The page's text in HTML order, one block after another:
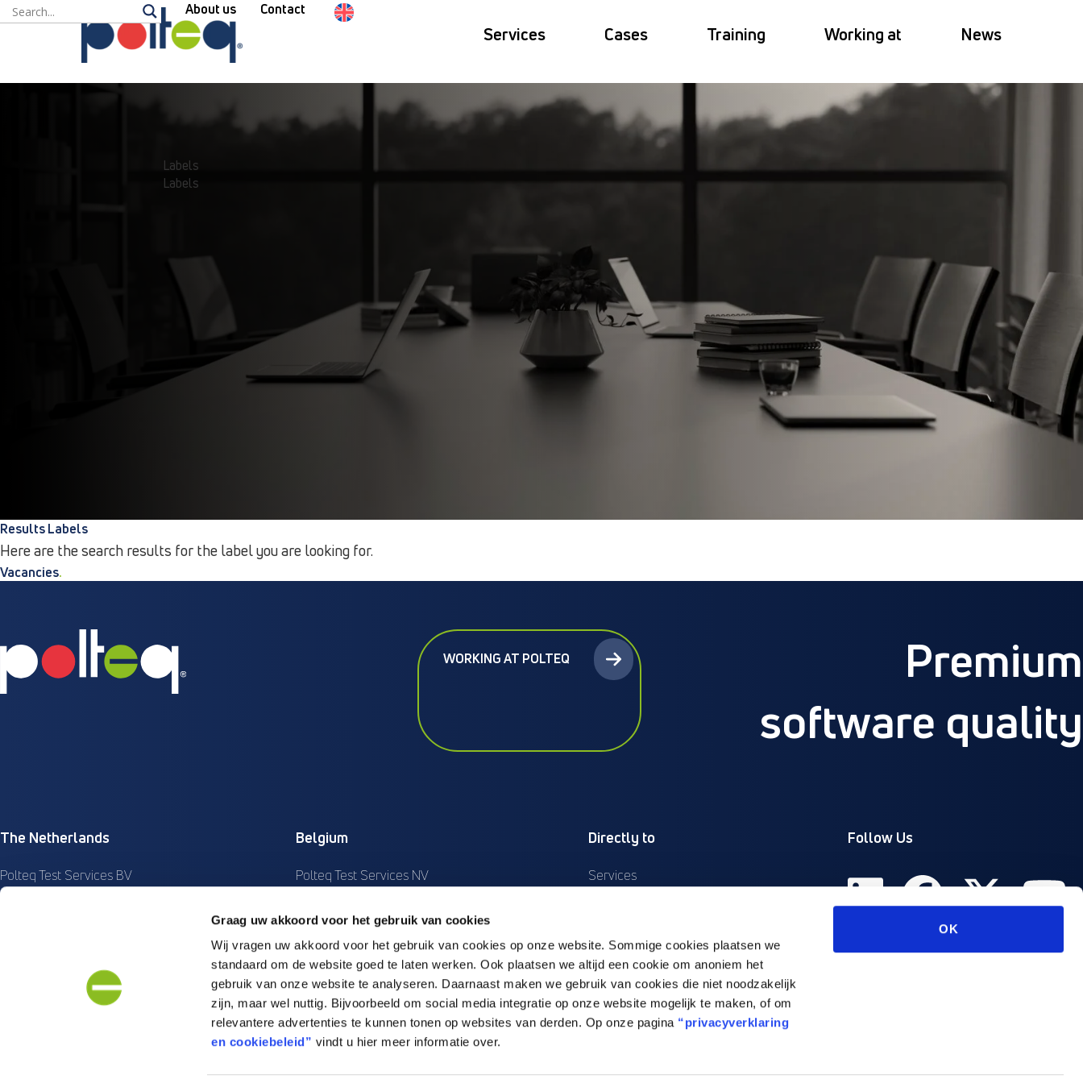
Graag uw akkoord voor het gebruik van cookies
Wij vragen uw akkoord voor het gebruik van cookies op onze website. Sommige cookies plaatsen we
standaard om de website goed te laten werken. Ook plaatsen we altijd een cookie om anoniem het
gebruik van onze website te analyseren. Daarnaast maken we gebruik van cookies die niet noodzakelijk
zijn, maar wel nuttig. Bijvoorbeeld om social media integratie op onze website mogelijk te maken, of om
relevantere advertenties te kunnen tonen op websites van derden. Op onze pagina “privacyverklaring
en cookiebeleid” vindt u hier meer informatie over.
OK
About us Contact
Services Cases Training Working at News
Labels
Labels
Results Labels
Here are the search results for the label you are looking for.
Vacancies.
WORKING AT POLTEQ
Premium
software quality
The Netherlands
Polteq Test Services BV
BTW: NL809026740B01
+31 (0) 33 277 35 22
Belgium
Polteq Test Services NV
3001 Heverlee (Leuven)
Ond.nr: 0523.961.534
BTW: BE0523.961.534
+32 (0) 16 39 48 04
infobe@polteq.com
Directly to
Services
Working at Polteq
News
About us
Contact
Follow Us